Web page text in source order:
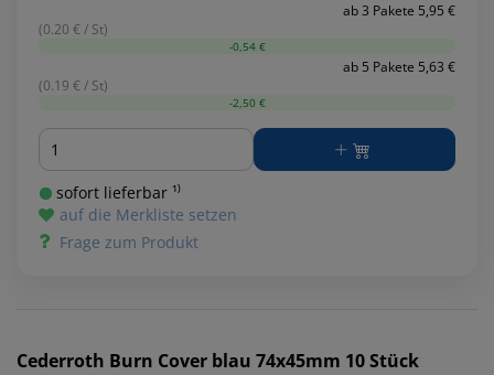
ab 3 Pakete 5,95 €
(0.20 € / St)
-0,54 €
ab 5 Pakete 5,63 €
(0.19 € / St)
-2,50 €
Menge
sofort lieferbar ¹⁾
auf die Merkliste setzen
Frage zum Produkt
Cederroth Burn Cover blau 74x45mm 10 Stück